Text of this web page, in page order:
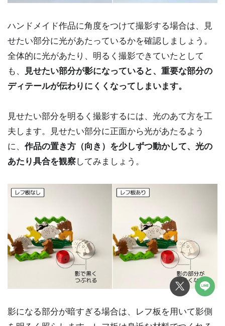
ハンドメイド作品に角度をつけて撮影する場合は、見
せたい部分に光があたっているかを確認しましょう。
全体的に光があたり、明るく撮影できていたとして
も、
見せたい部分が影になっていると、重要な部分の
ディテールが伝わりにくくなってしまいます。
見せたい部分を明るく撮影するには、光のあて方を工
夫します。見せたい部分に正面から光があたるよう
に、 作品の置き方（向き）を少しずつ動かして、光の
あたり具合を観察してみましょう。
影になる部分が暗すぎる場合は、レフ板を用いて影側